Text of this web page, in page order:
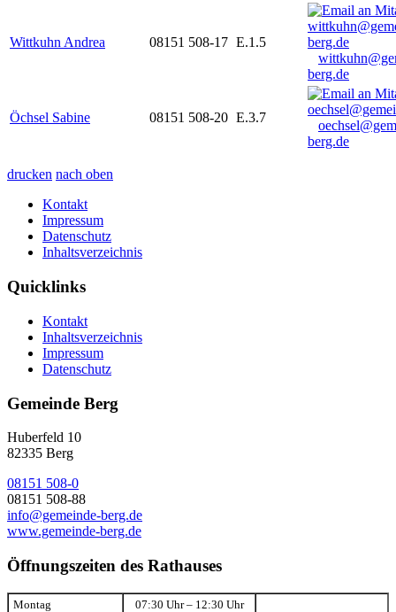
Wittkuhn Andrea 08151 508-17 E.1.5
berg.de
Öchsel Sabine 08151 508-20 E.3.7
berg.de
drucken nach oben
Kontakt
Impressum
Datenschutz
Inhaltsverzeichnis
Quicklinks
Kontakt
Inhaltsverzeichnis
Impressum
Datenschutz
Gemeinde Berg
Huberfeld 10
82335 Berg
08151 508-0
08151 508-88
info@gemeinde-berg.de
www.gemeinde-berg.de
Öffnungszeiten des Rathauses
Montag 07:30 Uhr – 12:30 Uhr